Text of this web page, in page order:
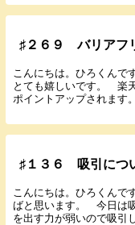
♯２６９ バリアフ
こんにちは。ひろくん
とても嬉しいです。 楽
ポイントアップされます
♯１３６ 吸引につ
こんにちは。ひろくん
ばと思います。 今日は
を出す力が弱いので吸引